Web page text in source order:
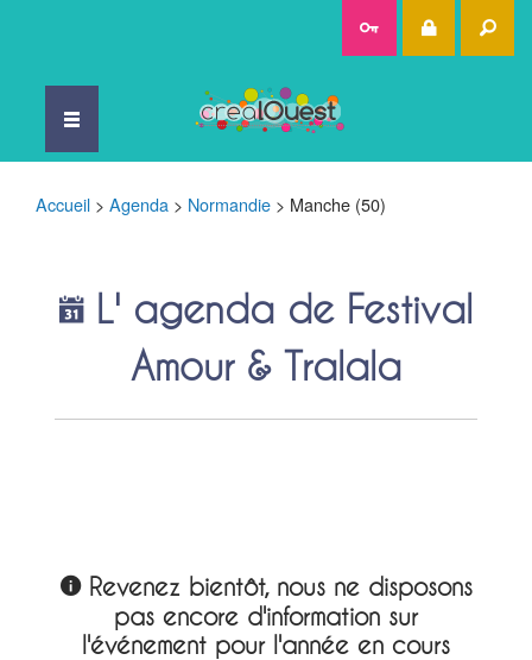
Accueil > Agenda > Normandie > Manche (50)
L' agenda de Festival
Amour & Tralala
Revenez bientôt, nous ne disposons
pas encore d'information sur
l'événement pour l'année en cours